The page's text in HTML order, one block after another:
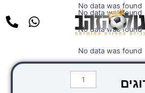
No data was found
No data was found
No data was found
No data was found
כמות
של